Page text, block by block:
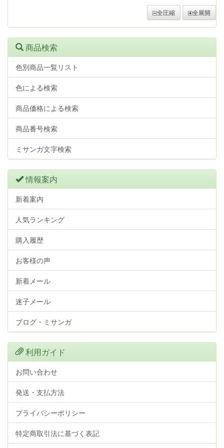
全圧縮 全展開
商品検索
色別商品一覧リスト
色による検索
商品価格による検索
商品番号検索
ミサンガ文字検索
情報案内
新着案内
人気ランキング
購入履歴
お客様の声
新着メール
迷子メール
ブログ・ミサンガ
利用ガイド
お問い合わせ
発送・支払方法
プライバシーポリシー
特定商取引法に基づく表記